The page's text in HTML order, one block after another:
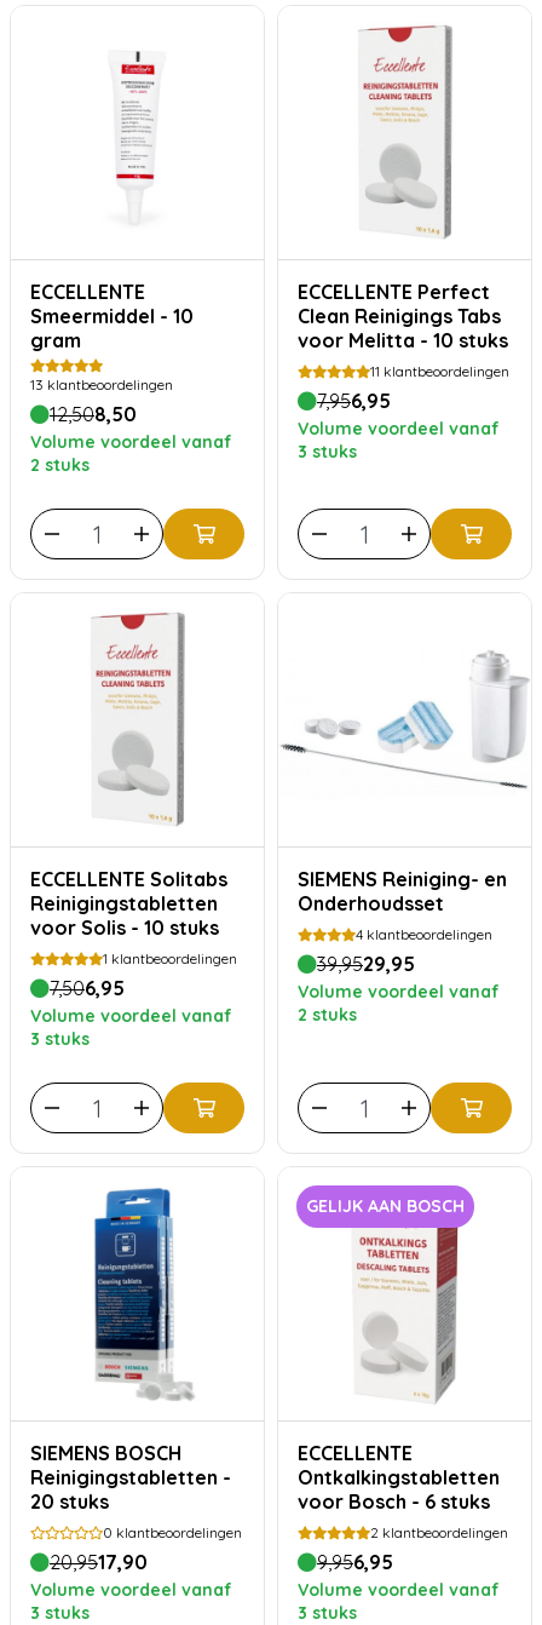
ECCELLENTE
Smeermiddel - 10
gram
13 klantbeoordelingen
12,508,50
Volume voordeel vanaf
2 stuks
ECCELLENTE Perfect
Clean Reinigings Tabs
voor Melitta - 10 stuks
11 klantbeoordelingen
7,956,95
Volume voordeel vanaf
3 stuks
ECCELLENTE Solitabs
Reinigingstabletten
voor Solis - 10 stuks
1 klantbeoordelingen
7,506,95
Volume voordeel vanaf
3 stuks
SIEMENS Reiniging- en
Onderhoudsset
4 klantbeoordelingen
39,9529,95
Volume voordeel vanaf
2 stuks
SIEMENS BOSCH
Reinigingstabletten -
20 stuks
0 klantbeoordelingen
20,9517,90
Volume voordeel vanaf
3 stuks
GELIJK AAN BOSCH
ECCELLENTE
Ontkalkingstabletten
voor Bosch - 6 stuks
2 klantbeoordelingen
9,956,95
Volume voordeel vanaf
3 stuks